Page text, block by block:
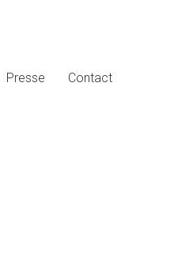
Presse Contact